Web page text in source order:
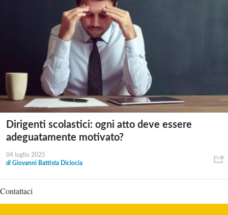
Dirigenti scolastici: ogni atto deve essere
adeguatamente motivato?
04 luglio 2025
di Giovanni Battista Diciocia
Contattaci